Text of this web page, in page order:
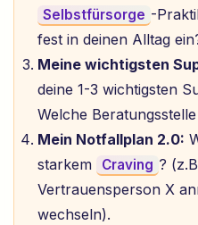
Selbstfürsorge -
fest in deinen Alltag
Meine wichtigsten
deine 1-3 wichtigsten
Welche
Mein Notfallplan 2.0:
starkem
Craving ?
Vertrauensperson X
wechseln).